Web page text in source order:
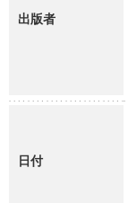
出版者
日付